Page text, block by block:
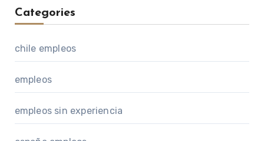
Categories
chile empleos
empleos
empleos sin experiencia